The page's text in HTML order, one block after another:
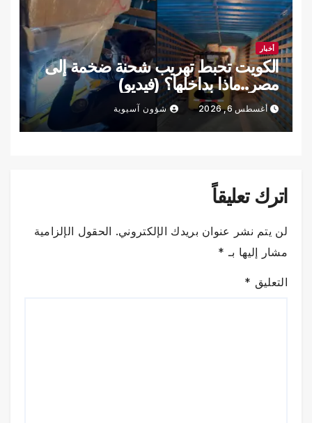
أخبار
الكويت تحبط تهريب شحنة ضخمة إلى
مصر..ماذا بداخلها؟ (فيديو)
أغسطس 6, 2026 شؤون آسيوية
اترك تعليقاً
لن يتم نشر عنوان بريدك الإلكتروني. الحقول الإلزامية
مشار إليها بـ *
التعليق *